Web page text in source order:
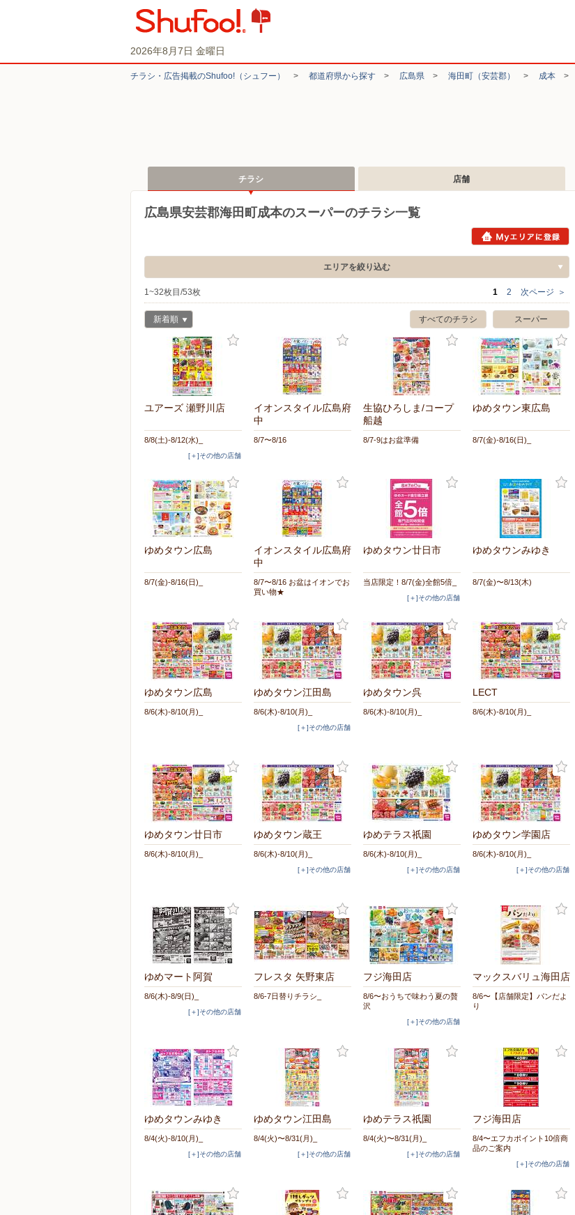
2026年8月7日 金曜日
チラシ・​広告掲載の​Shufoo!​（シュフー） > 都道府県から探す > 広島県 > 海田町（安芸郡） > 成本 >
チラシ 店舗
広島県安芸郡海田町成本のスーパーのチラシ一覧
エリアを絞り込む
1~32枚目/53枚 1 2 次ページ ＞
スーパー
すべてのチラシ
新着順
ユアーズ 瀬野川店
8/8(土)-8/12(水)_
[＋]その他の店舗
イオンスタイル広島府
中
8/7〜8/16
生協ひろしま/コープ
船越
8/7-9はお盆準備
ゆめタウン東広島
8/7(金)-8/16(日)_
ゆめタウン広島
8/7(金)-8/16(日)_
イオンスタイル広島府
中
8/7〜8/16 お盆はイオンでお
買い物★
ゆめタウン廿日市
当店限定！8/7(金)全館5倍_
[＋]その他の店舗
ゆめタウンみゆき
8/7(金)〜8/13(木)
ゆめタウン広島
8/6(木)-8/10(月)_
ゆめタウン江田島
8/6(木)-8/10(月)_
[＋]その他の店舗
ゆめタウン呉
8/6(木)-8/10(月)_
LECT
8/6(木)-8/10(月)_
ゆめタウン廿日市
8/6(木)-8/10(月)_
ゆめタウン蔵王
8/6(木)-8/10(月)_
[＋]その他の店舗
ゆめテラス祇園
8/6(木)-8/10(月)_
[＋]その他の店舗
ゆめタウン学園店
8/6(木)-8/10(月)_
[＋]その他の店舗
ゆめマート阿賀
8/6(木)-8/9(日)_
[＋]その他の店舗
フレスタ 矢野東店
8/6-7日替りチラシ_
フジ海田店
8/6〜おうちで味わう夏の贅
沢
[＋]その他の店舗
マックスバリュ海田店
8/6〜【店舗限定】パンだよ
り
ゆめタウンみゆき
8/4(火)-8/10(月)_
[＋]その他の店舗
ゆめタウン江田島
8/4(火)〜8/31(月)_
[＋]その他の店舗
ゆめテラス祇園
8/4(火)〜8/31(月)_
[＋]その他の店舗
フジ海田店
8/4〜エフカポイント10倍商
品のご案内
[＋]その他の店舗